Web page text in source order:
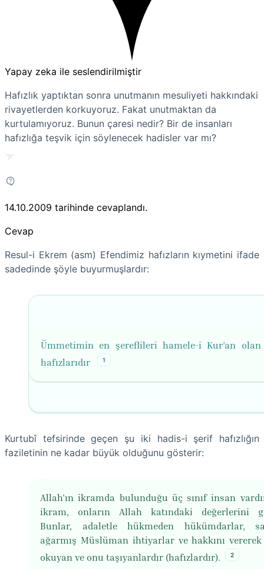
Yapay zeka ile seslendirilmiştir
Hafızlık yaptıktan sonra unutmanın mesuliyeti hakkındaki
rivayetlerden korkuyoruz. Fakat unutmaktan da
kurtulamıyoruz. Bunun çaresi nedir? Bir de insanları
hafızlığa teşvik için söylenecek hadisler var mı?
14.10.2009 tarihinde cevaplandı.
Cevap
Resul-i Ekrem (asm) Efendimiz hafızların kıymetini ifade
sadedinde şöyle buyurmuşlardır:
Ümmetimin en şereflileri hamele-i Kur’an olan
hafızlarıdır
1
Kurtubî tefsirinde geçen şu iki hadis-i şerif hafızlığın
faziletinin ne kadar büyük olduğunu gösterir:
Allah'ın ikramda bulunduğu üç sınıf insan
ikram, onların Allah katındaki değerlerini
Bunlar, adaletle hükmeden hükümdarlar,
ağarmış Müslüman ihtiyarlar ve hakkını
okuyan ve onu taşıyanlardır (hafızlardır).
2